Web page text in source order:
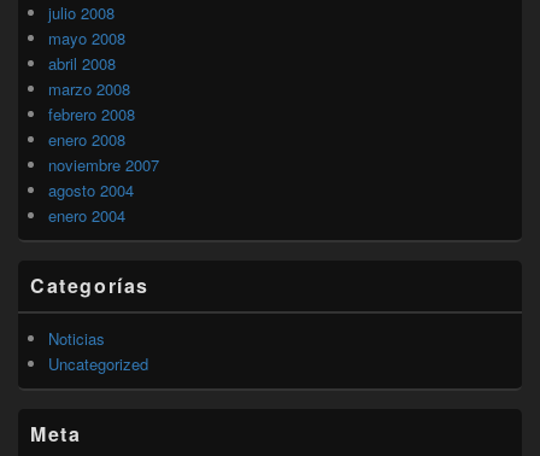
julio 2008
mayo 2008
abril 2008
marzo 2008
febrero 2008
enero 2008
noviembre 2007
agosto 2004
enero 2004
Categorías
Noticias
Uncategorized
Meta